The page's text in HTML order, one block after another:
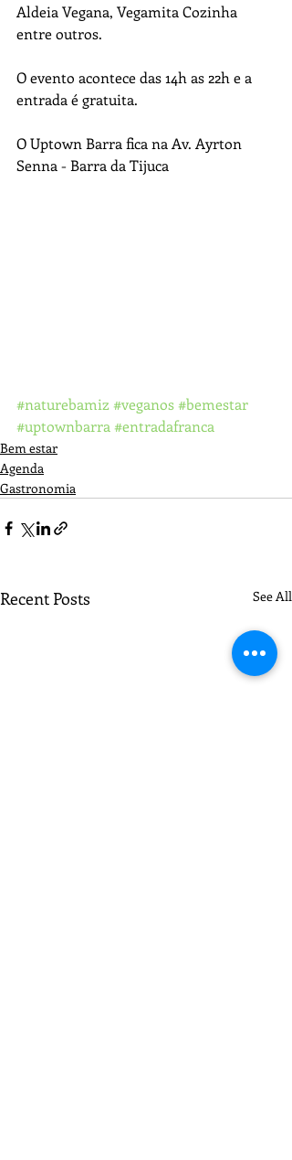
Aldeia Vegana, Vegamita Cozinha
entre outros.
O evento acontece das 14h as 22h e a
entrada é gratuita.
O Uptown Barra fica na Av. Ayrton
Senna - Barra da Tijuca
#naturebamiz#veganos#bemestar
#uptownbarra #entradafranca
Bem estar
Agenda
Gastronomia
Recent Posts See All